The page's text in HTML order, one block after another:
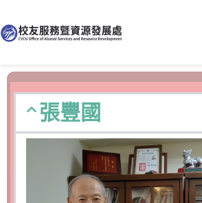
至
主
內
張豐國